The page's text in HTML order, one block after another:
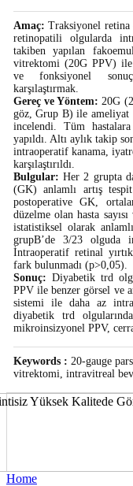
Amaç: Traksiyonel
retinopatili olgularda
takiben yapılan
vitrektomi (20G PPV) ile
ve fonksiyonel
karşılaştırmak.
Gereç ve Yöntem: 20G
göz, Grup B) ile ameliyat
incelendi. Tüm
yapıldı. Altı aylık takip
intraoperatif kanama,
karşılaştırıldı.
Bulgular: Her 2 grupta
(GK) anlamlı artış
postoperative GK,
düzelme olan hasta
istatistiksel olarak
grupB’de 3/23 olguda
İntraoperatif retinal
fark bulunmadı (p>0,05).
Sonuç: Diyabetik trd
PPV ile benzer görsel ve
sistemi ile daha az
diyabetik trd
mikroinsizyonel PPV,
Keywords : 20-gauge
vitrektomi, intravitreal
Home